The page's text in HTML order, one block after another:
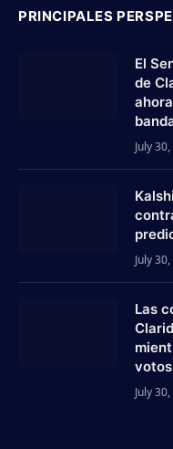
PRINCIPALES
El
de
July
July
Las
July